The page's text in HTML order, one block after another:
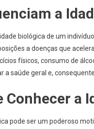
a
biológica de um
a doenças que
físicos, consumo de
saúde geral e,
a
pode ser um poderoso